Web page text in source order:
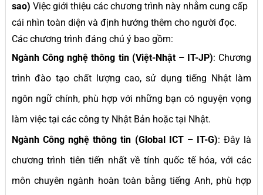
sao) Việc giới thiệu các chương trình này nhằm cung cấp
cái nhìn toàn diện và định hướng thêm cho người đọc.
Các chương trình đáng chú ý bao gồm:
Ngành Công nghệ thông tin (Việt-Nhật – IT-JP): Chương
trình đào tạo chất lượng cao, sử dụng tiếng Nhật làm
ngôn ngữ chính, phù hợp với những bạn có nguyện vọng
làm việc tại các công ty Nhật Bản hoặc tại Nhật.
Ngành Công nghệ thông tin (Global ICT – IT-G): Đây là
chương trình tiên tiến nhất về tính quốc tế hóa, với các
môn chuyên ngành hoàn toàn bằng tiếng Anh, phù hợp